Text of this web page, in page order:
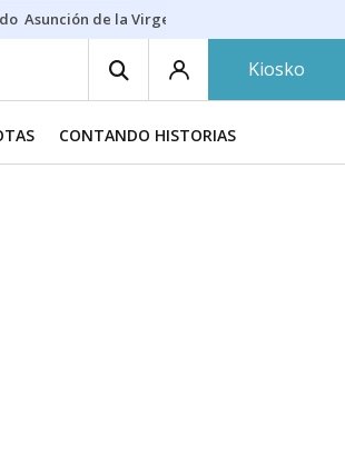
Asunción de la Virgen
Kiosko
CONTANDO HISTORIAS